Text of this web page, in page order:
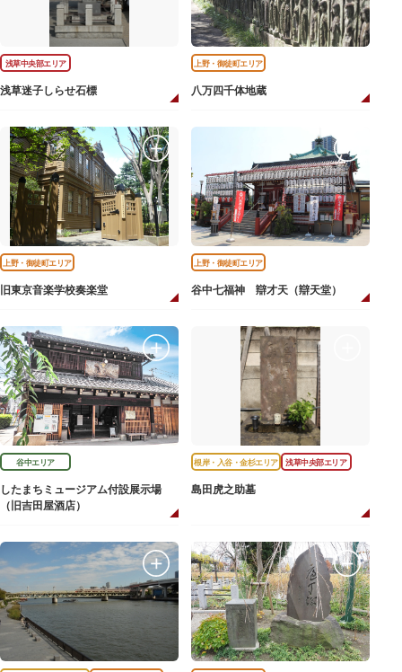
浅草中央部エリア
浅草迷子しらせ石標
上野・御徒町エリア
八万四千体地蔵
上野・御徒町エリア
旧東京音楽学校奏楽堂
上野・御徒町エリア
谷中七福神 辯才天（辯天堂）
谷中エリア
したまちミュージアム付設展示場
（旧吉田屋酒店）
根岸・入谷・金杉エリア 浅草中央部エリア
島田虎之助墓